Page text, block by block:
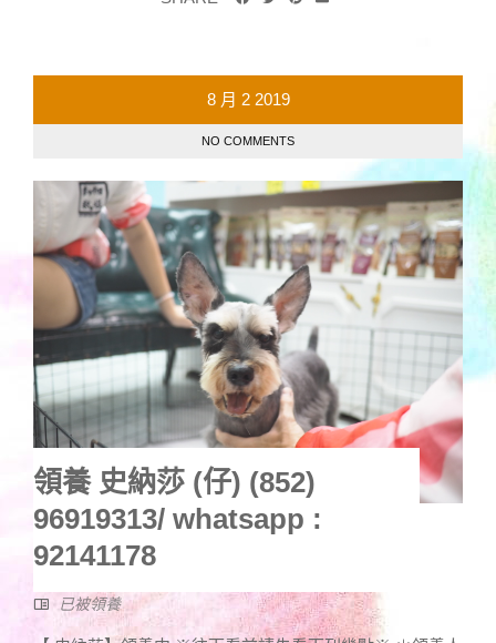
8 月 2 2019
NO COMMENTS
領養 史納莎 (仔) (852)
96919313/ whatsapp :
92141178
已被領養